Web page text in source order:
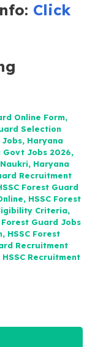
Click
Online Form,
Selection
, Haryana
Govt Jobs 2026,
, Haryana
Recruitment
Forest Guard
, HSSC Forest
Criteria,
Forest Guard Jobs
, HSSC Forest
Recruitment
HSSC Recruitment